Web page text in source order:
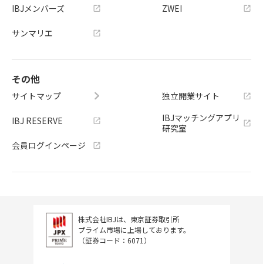
IBJメンバーズ
サンマリエ
ZWEI
その他
サイトマップ
IBJ RESERVE
会員ログインページ
独立開業サイト
IBJマッチングアプリ
研究室
株式会社IBJは、東京証券取引所
プライム市場に上場しております。
（証券コード：6071）